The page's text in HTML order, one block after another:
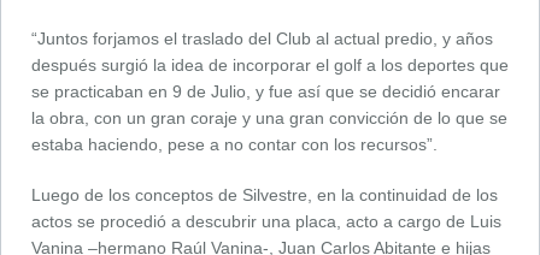
“Juntos forjamos el traslado del Club al actual predio, y años
después surgió la idea de incorporar el golf a los deportes que
se practicaban en 9 de Julio, y fue así que se decidió encarar
la obra, con un gran coraje y una gran convicción de lo que se
estaba haciendo, pese a no contar con los recursos”.
Luego de los conceptos de Silvestre, en la continuidad de los
actos se procedió a descubrir una placa, acto a cargo de Luis
Vanina –hermano Raúl Vanina-, Juan Carlos Abitante e hijas